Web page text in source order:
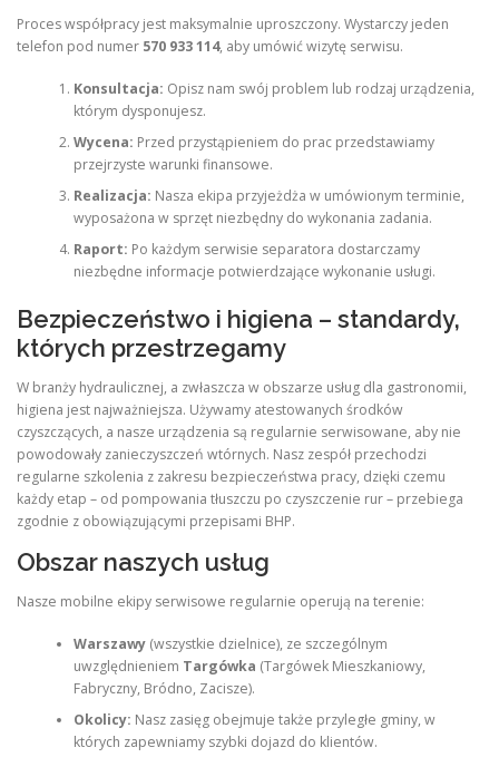
Proces współpracy jest maksymalnie uproszczony. Wystarczy jeden
telefon pod numer 570 933 114, aby umówić wizytę serwisu.
Konsultacja: Opisz nam swój problem lub rodzaj urządzenia,
którym dysponujesz.
Wycena: Przed przystąpieniem do prac przedstawiamy
przejrzyste warunki finansowe.
Realizacja: Nasza ekipa przyjeżdża w umówionym terminie,
wyposażona w sprzęt niezbędny do wykonania zadania.
Raport: Po każdym serwisie separatora dostarczamy
niezbędne informacje potwierdzające wykonanie usługi.
Bezpieczeństwo i higiena – standardy,
których przestrzegamy
W branży hydraulicznej, a zwłaszcza w obszarze usług dla gastronomii,
higiena jest najważniejsza. Używamy atestowanych środków
czyszczących, a nasze urządzenia są regularnie serwisowane, aby nie
powodowały zanieczyszczeń wtórnych. Nasz zespół przechodzi
regularne szkolenia z zakresu bezpieczeństwa pracy, dzięki czemu
każdy etap – od pompowania tłuszczu po czyszczenie rur – przebiega
zgodnie z obowiązującymi przepisami BHP.
Obszar naszych usług
Nasze mobilne ekipy serwisowe regularnie operują na terenie:
Warszawy(wszystkie dzielnice), ze szczególnym
uwzględnieniem Targówka (Targówek Mieszkaniowy,
Fabryczny, Bródno, Zacisze).
Okolicy: Nasz zasięg obejmuje także przyległe gminy, w
których zapewniamy szybki dojazd do klientów.